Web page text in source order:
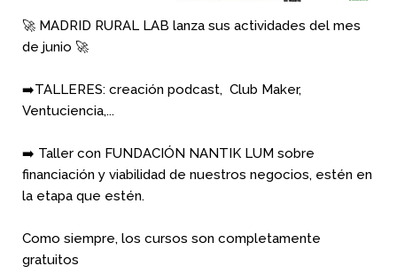
🚀 MADRID RURAL LAB lanza sus actividades del mes
de junio 🚀
➡️TALLERES: creación podcast, Club Maker,
Ventuciencia,...
➡️ Taller con FUNDACIÓN NANTIK LUM sobre
financiación y viabilidad de nuestros negocios, estén en
la etapa que estén.
Como siempre, los cursos son completamente
gratuitos